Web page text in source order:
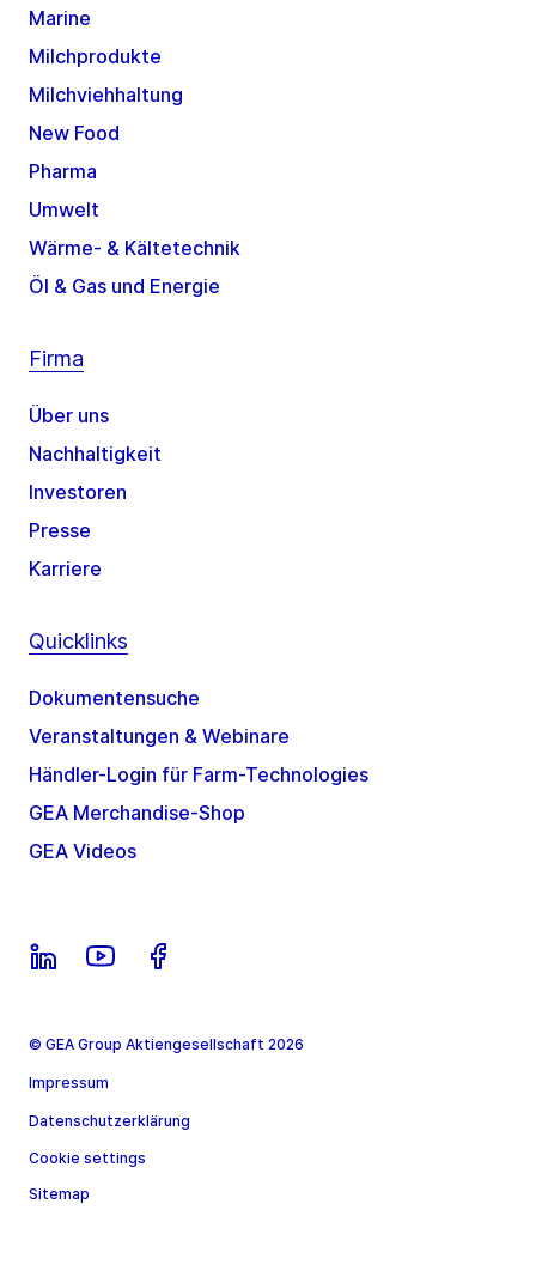
Marine
Milchprodukte
Milchviehhaltung
New Food
Pharma
Umwelt
Wärme- & Kältetechnik
Öl & Gas und Energie
Firma
Über uns
Nachhaltigkeit
Investoren
Presse
Karriere
Quicklinks
Dokumentensuche
Veranstaltungen & Webinare
Händler-Login für Farm-Technologies
GEA Merchandise-Shop
GEA Videos
© GEA Group Aktiengesellschaft 2026
Impressum
Datenschutzerklärung
Cookie settings
Sitemap